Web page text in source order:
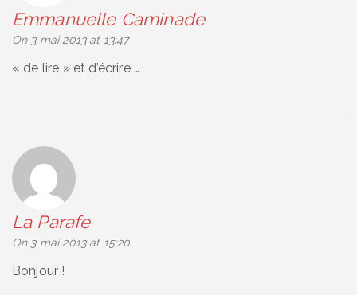
Emmanuelle Caminadesays:
On 3 mai 2013 at 13:47
« de lire » et d’écrire …
La Parafesays:
On 3 mai 2013 at 15:20
Bonjour !